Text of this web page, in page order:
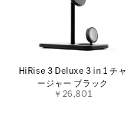
HiRise 3 Deluxe 3 in 1 チャ
ージャー ブラック
￥26,801